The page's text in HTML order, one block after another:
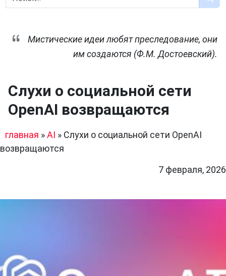
Мистические идеи любят преследование, они
им создаются (Ф.М. Достоевский).
Слухи о социальной сети
OpenAI возвращаются
главная »AI » Слухи о социальной сети OpenAI
возвращаются
7 февраля, 2026